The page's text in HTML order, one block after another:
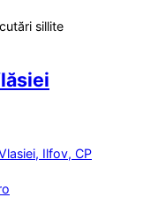
sillite
Ilfov, CP